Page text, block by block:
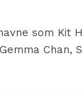
som Kit
Chan,